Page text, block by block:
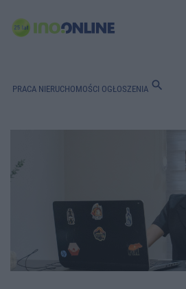
PRACA NIERUCHOMOŚCI OGŁOSZENIA search